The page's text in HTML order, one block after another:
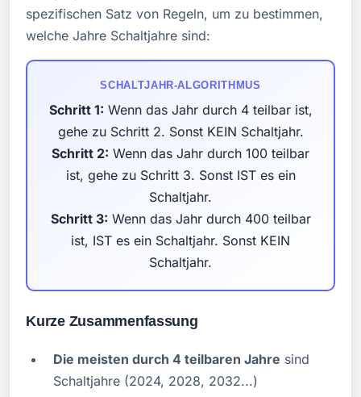
spezifischen Satz von Regeln, um zu bestimmen,
welche Jahre Schaltjahre sind:
SCHALTJAHR-ALGORITHMUS
Schritt 1: Wenn das Jahr durch 4 teilbar ist,
gehe zu Schritt 2. Sonst KEIN Schaltjahr.
Schritt 2: Wenn das Jahr durch 100 teilbar
ist, gehe zu Schritt 3. Sonst IST es ein
Schaltjahr.
Schritt 3: Wenn das Jahr durch 400 teilbar
ist, IST es ein Schaltjahr. Sonst KEIN
Schaltjahr.
Kurze Zusammenfassung
Die meisten durch 4 teilbaren Jahre sind
Schaltjahre (2024, 2028, 2032...)